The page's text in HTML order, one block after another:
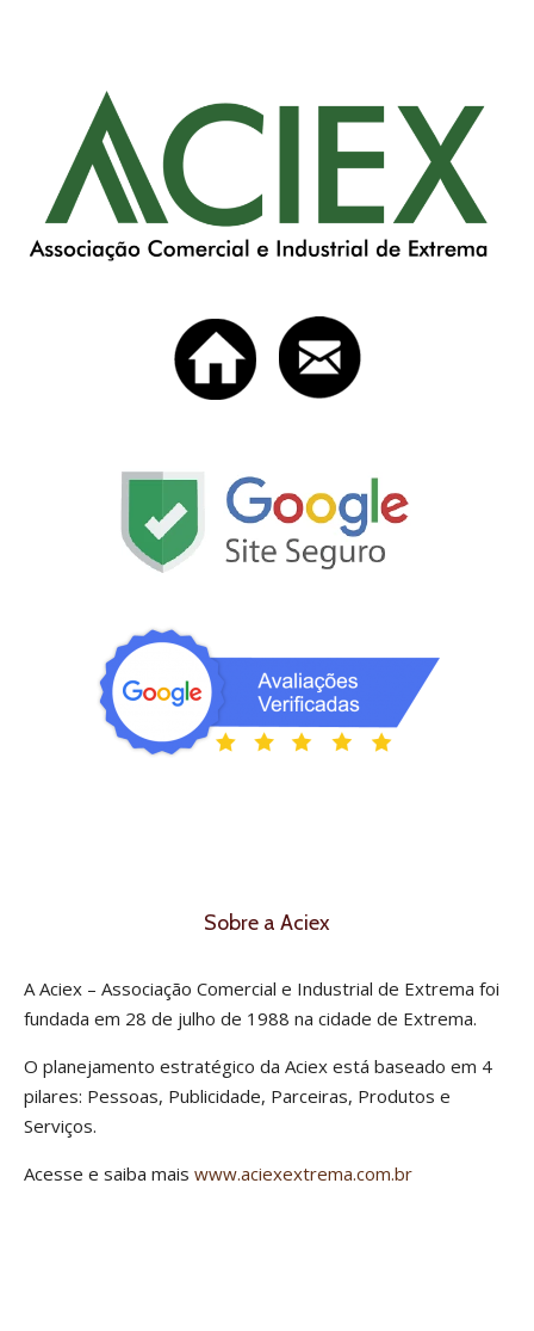
Sobre a Aciex
A Aciex – Associação Comercial e Industrial de Extrema foi
fundada em 28 de julho de 1988 na cidade de Extrema.
O planejamento estratégico da Aciex está baseado em 4
pilares: Pessoas, Publicidade, Parceiras, Produtos e
Serviços.
Acesse e saiba mais www.aciexextrema.com.br